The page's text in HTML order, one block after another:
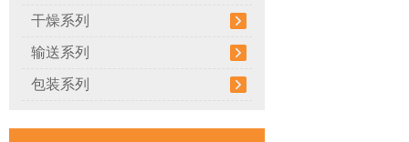
干燥系列
输送系列
包装系列